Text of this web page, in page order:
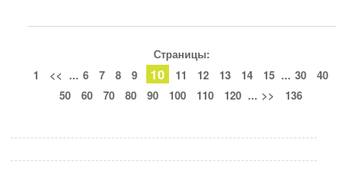
Страницы:
1
<< ... 6 7 8 9 10 11 12 13 14 15 ... 30
40
50
60 70 80 90 100 110 120 ... >> 136